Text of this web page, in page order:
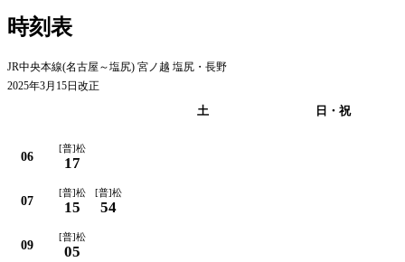
時刻表
JR中央本線(名古屋～塩尻) 宮ノ越 塩尻・長野
2025年3月15日改正
土 日・祝
06
[普]松
17
07
[普]松
15
[普]松
54
09
[普]松
05